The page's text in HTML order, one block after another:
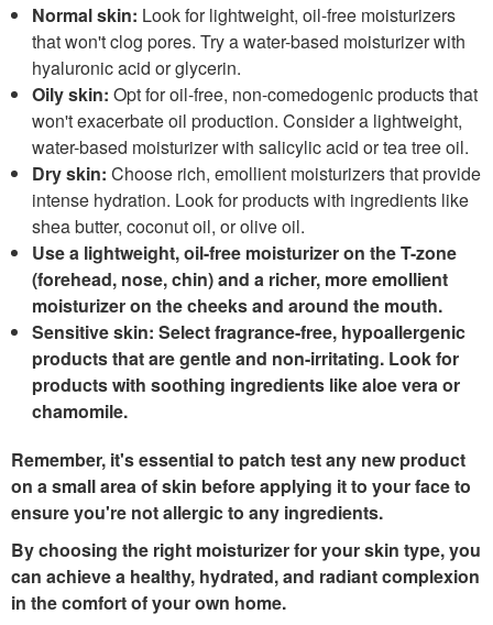
Normal skin: Look for lightweight, oil-free moisturizers
that won't clog pores. Try a water-based moisturizer with
hyaluronic acid or glycerin.
Oily skin: Opt for oil-free, non-comedogenic products that
won't exacerbate oil production. Consider a lightweight,
water-based moisturizer with salicylic acid or tea tree oil.
Dry skin: Choose rich, emollient moisturizers that provide
intense hydration. Look for products with ingredients like
shea butter, coconut oil, or olive oil.
Use a lightweight, oil-free moisturizer on the T-zone
(forehead, nose, chin) and a richer, more emollient
moisturizer on the cheeks and around the mouth.
Sensitive skin: Select fragrance-free, hypoallergenic
products that are gentle and non-irritating. Look for
products with soothing ingredients like aloe vera or
chamomile.
Remember, it's essential to patch test any new product
on a small area of skin before applying it to your face to
ensure you're not allergic to any ingredients.
By choosing the right moisturizer for your skin type, you
can achieve a healthy, hydrated, and radiant complexion
in the comfort of your own home.